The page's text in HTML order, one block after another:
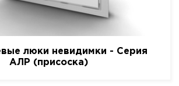
люки невидимки - Серия
АЛР (присоска)